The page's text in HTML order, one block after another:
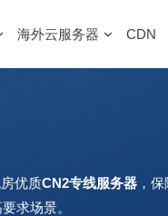
海外云服务器 CDN
优质CN2专线服务器 ，
求场景。